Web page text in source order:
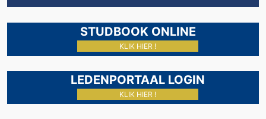
STUDBOOK ONLINE
KLIK HIER !
LEDENPORTAAL LOGIN
KLIK HIER !